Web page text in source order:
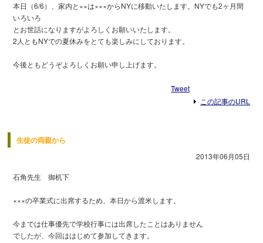
本日（6/6）、家内と××は×××からNYに移動いたします。NYでも2ヶ月間
いろいろ
とお世話になりますがよろしくお願いいたします。
2人ともNYでの夏休みをとても楽しみにしております。
今後ともどうぞよろしくお願い申し上げます。
Tweet
この記事のURL
生徒の両親から
2013年06月05日
石角先生 御机下
×××の卒業式に出席するため、本日から渡米します。
今までは仕事優先で学校行事には出席したことはありません
でしたが、今回ははじめて参加してきます。